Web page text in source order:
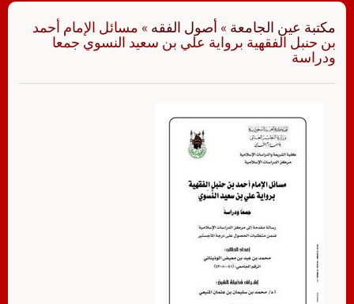
مكتبة عين الجامعة » أصول الفقه » مسائل الإمام أحمد
بن حنبل الفقهية برواية علي بن سعيد النسوي جمعا
ودراسة